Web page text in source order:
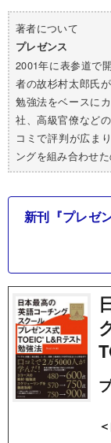
著者について
プレゼンス
2001年に表参道で
者の故杉村太郎氏
勉強法をベースに
社、高級官僚など
コミで評判が広ま
ングを組み合わせた
新刊『プレゼ